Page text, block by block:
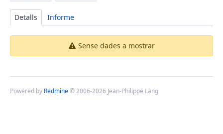
Detalls Informe
Sense dades a mostrar
Powered by Redmine© 2006-2026 Jean-Philippe Lang